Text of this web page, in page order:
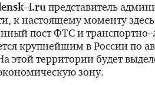
представитель
к настоящему моменту
пост ФТС и
крупнейшим в России по
этой территории будет
зону.